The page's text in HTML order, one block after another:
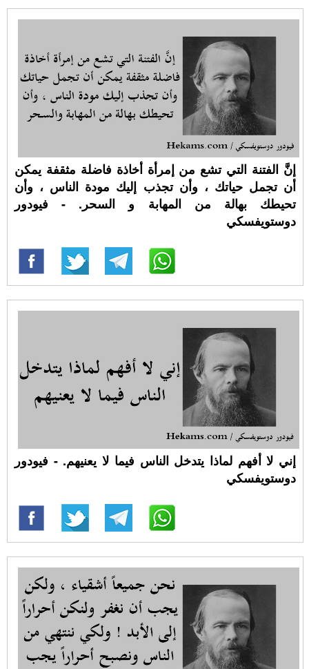
إنَّ الفتنة التي تشع من إمرأة أخاذة فاضلة مثقفة يمكن
أن تجمل حياتك ، وأن تجذب إليك مودة الناس ، وأن
تحيطك بهالة من المهابة و السحر. - فيودور
دوستويفسكي
إني لا أفهم لماذا يتدخل الناس فيما لا يعنيهم. - فيودور
دوستويفسكي